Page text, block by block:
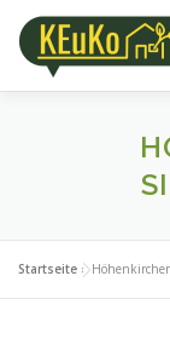
Inhalt
springen
Startseite »